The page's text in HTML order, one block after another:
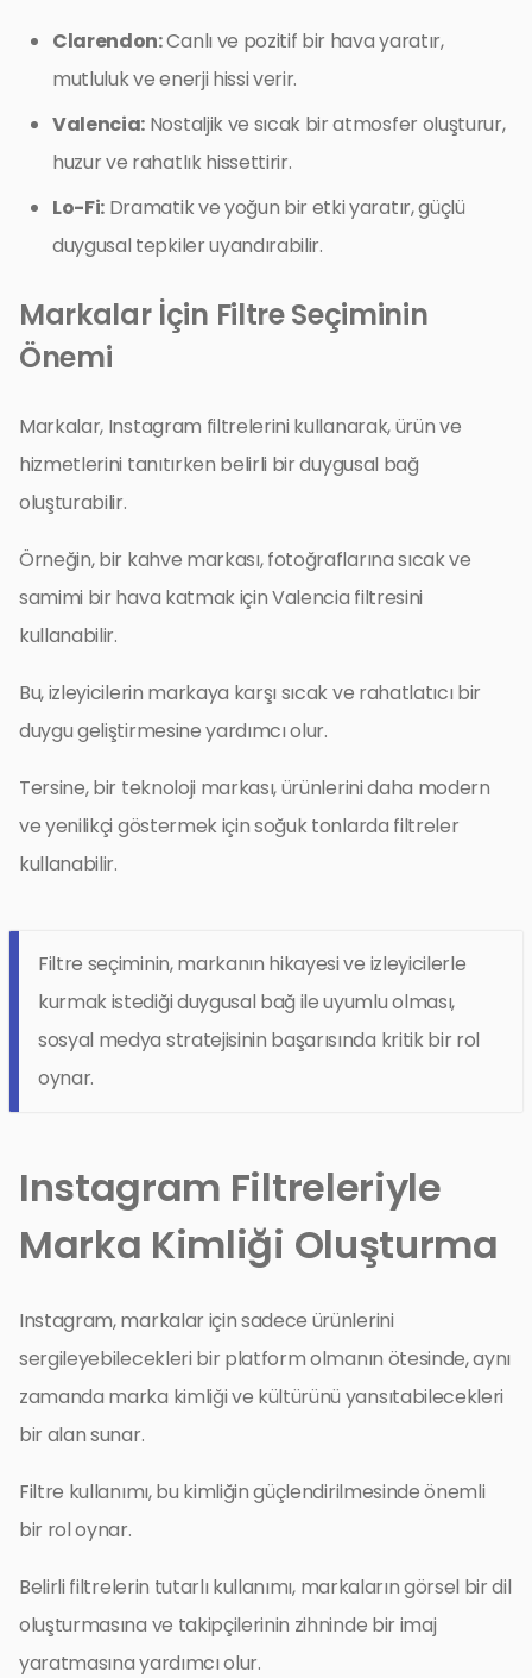
Clarendon:Canlı ve pozitif bir hava yaratır,
mutluluk ve enerji hissi verir.
Valencia: Nostaljik ve sıcak bir atmosfer oluşturur,
huzur ve rahatlık hissettirir.
Lo-Fi: Dramatik ve yoğun bir etki yaratır, güçlü
duygusal tepkiler uyandırabilir.
Markalar İçin Filtre Seçiminin
Önemi
Markalar, Instagram filtrelerini kullanarak, ürün ve
hizmetlerini tanıtırken belirli bir duygusal bağ
oluşturabilir.
Örneğin, bir kahve markası, fotoğraflarına sıcak ve
samimi bir hava katmak için Valencia filtresini
kullanabilir.
Bu, izleyicilerin markaya karşı sıcak ve rahatlatıcı bir
duygu geliştirmesine yardımcı olur.
Tersine, bir teknoloji markası, ürünlerini daha modern
ve yenilikçi göstermek için soğuk tonlarda filtreler
kullanabilir.
Filtre seçiminin, markanın hikayesi ve izleyicilerle
kurmak istediği duygusal bağ ile uyumlu olması,
sosyal medya stratejisinin başarısında kritik bir rol
oynar.
Instagram Filtreleriyle
Marka Kimliği Oluşturma
Instagram, markalar için sadece ürünlerini
sergileyebilecekleri bir platform olmanın ötesinde, aynı
zamanda marka kimliği ve kültürünü yansıtabilecekleri
bir alan sunar.
Filtre kullanımı, bu kimliğin güçlendirilmesinde önemli
bir rol oynar.
Belirli filtrelerin tutarlı kullanımı, markaların görsel bir dil
oluşturmasına ve takipçilerinin zihninde bir imaj
yaratmasına yardımcı olur.